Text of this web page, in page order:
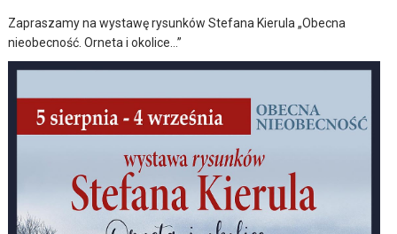
Zapraszamy na wystawę rysunków Stefana Kierula „Obecna
nieobecność. Orneta i okolice…”